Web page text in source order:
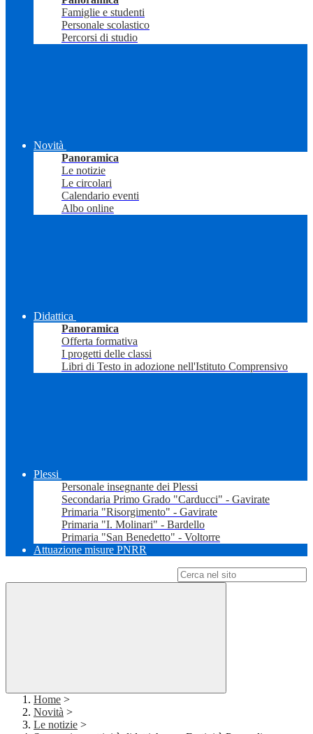
Famiglie e studenti
Personale scolastico
Percorsi di studio
Novità
Panoramica
Le notizie
Le circolari
Calendario eventi
Albo online
Didattica
Panoramica
Offerta formativa
I progetti delle classi
Libri di Testo in adozione nell'Istituto Comprensivo
Plessi
Personale insegnante dei Plessi
Secondaria Primo Grado "Carducci" - Gavirate
Primaria "Risorgimento" - Gavirate
Primaria "I. Molinari" - Bardello
Primaria "San Benedetto" - Voltorre
Attuazione misure PNRR
Home >
Novità >
Le notizie >